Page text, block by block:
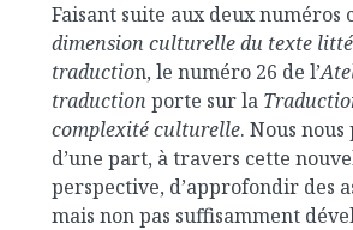
Faisant suite aux deux numéros
dimension culturelle du texte
traduction, le numéro 26 de l’
traduction porte sur la
complexité culturelle. Nous nous
d’une part, à travers cette
perspective, d’approfondir des
mais non pas suffisamment